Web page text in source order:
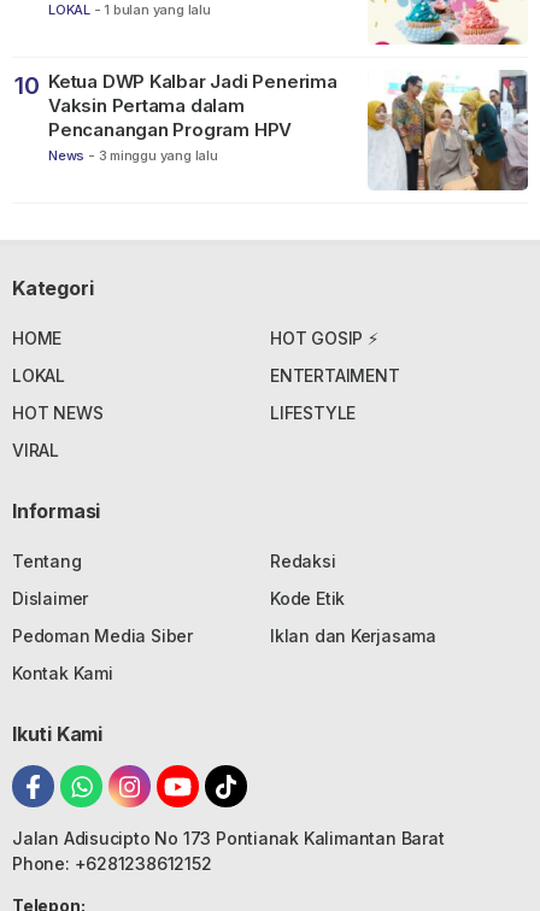
LOKAL - 1 bulan yang lalu
10 Ketua DWP Kalbar Jadi Penerima
Vaksin Pertama dalam
Pencanangan Program HPV
News - 3 minggu yang lalu
Kategori
HOME
HOT GOSIP ⚡
LOKAL
ENTERTAIMENT
HOT NEWS
LIFESTYLE
VIRAL
Informasi
Tentang
Redaksi
Dislaimer
Kode Etik
Pedoman Media Siber
Iklan dan Kerjasama
Kontak Kami
Ikuti Kami
Jalan Adisucipto No 173 Pontianak Kalimantan Barat
Phone: +6281238612152
Telepon: